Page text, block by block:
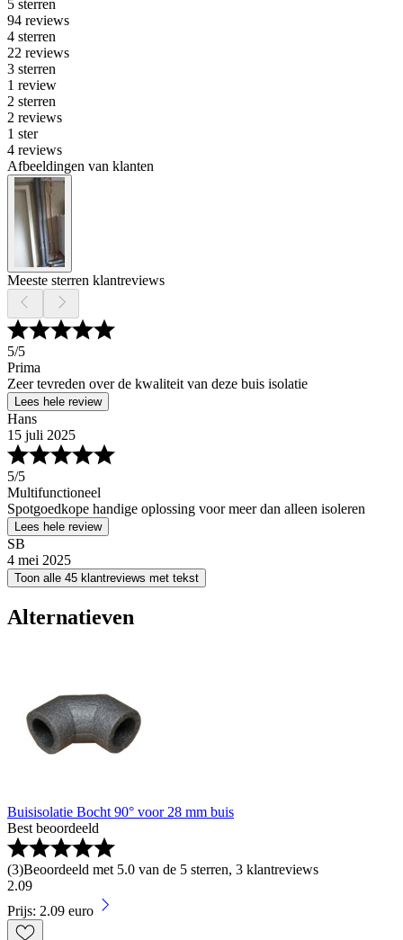
5 sterren
94 reviews
4 sterren
22 reviews
3 sterren
1 review
2 sterren
2 reviews
1 ster
4 reviews
Afbeeldingen van klanten
Meeste sterren klantreviews
5/5
Prima
Zeer tevreden over de kwaliteit van deze buis isolatie
Lees hele review
Hans
15 juli 2025
5/5
Multifunctioneel
Spotgoedkope handige oplossing voor meer dan alleen isoleren
Lees hele review
SB
4 mei 2025
Toon alle 45 klantreviews met tekst
Alternatieven
Buisisolatie Bocht 90° voor 28 mm buis
Best beoordeeld
(3)Beoordeeld met 5.0 van de 5 sterren, 3 klantreviews
2.09
Prijs: 2.09 euro